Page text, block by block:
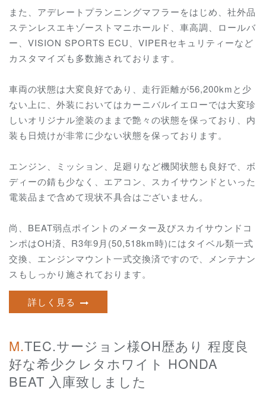
また、アデレートプランニングマフラーをはじめ、社外品
ステンレスエキゾーストマニホールド、車高調、ロールバ
ー、VISION SPORTS ECU、VIPERセキュリティーなど
カスタマイズも多数施されております。
車両の状態は大変良好であり、走行距離が56,200kmと少
ない上に、外装においてはカーニバルイエローでは大変珍
しいオリジナル塗装のままで艶々の状態を保っており、内
装も日焼けが非常に少ない状態を保っております。
エンジン、ミッション、足廻りなど機関状態も良好で、ボ
ディーの錆も少なく、エアコン、スカイサウンドといった
電装品まで含めて現状不具合はございません。
尚、BEAT弱点ポイントのメーター及びスカイサウンドコ
ンポはOH済、R3年9月(50,518km時)にはタイベル類一式
交換、エンジンマウント一式交換済ですので、メンテナン
スもしっかり施されております。
詳しく見る
M.TEC.サージョン様OH歴あり 程度良
好な希少クレタホワイト HONDA
BEAT 入庫致しました